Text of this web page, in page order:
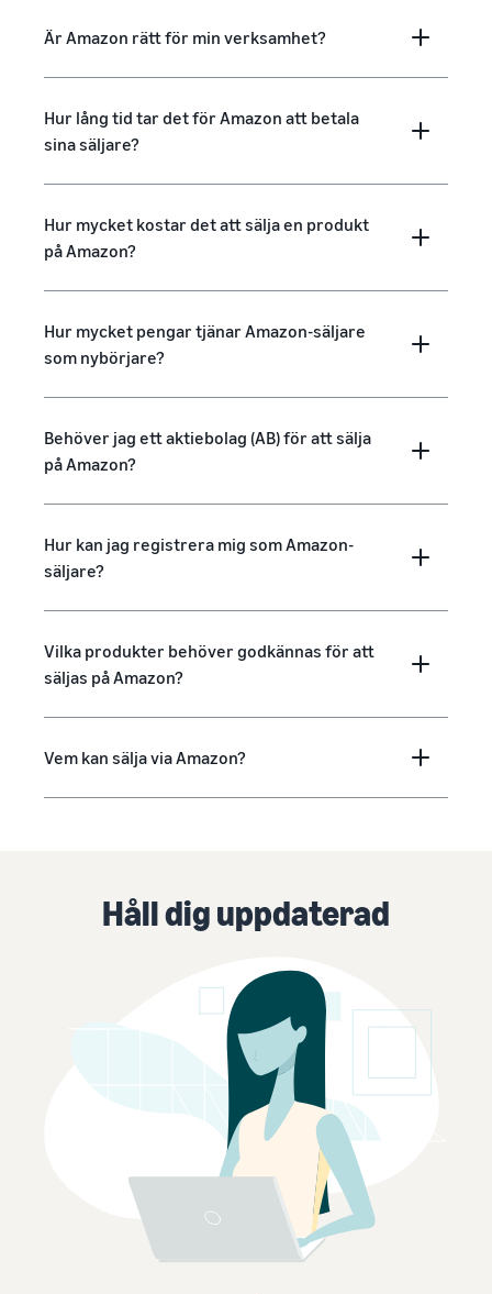
Är Amazon rätt för min verksamhet?
Hur lång tid tar det för Amazon att betala
sina säljare?
Hur mycket kostar det att sälja en produkt
på Amazon?
Hur mycket pengar tjänar Amazon-säljare
som nybörjare?
Behöver jag ett aktiebolag (AB) för att sälja
på Amazon?
Hur kan jag registrera mig som Amazon-
säljare?
Vilka produkter behöver godkännas för att
säljas på Amazon?
Vem kan sälja via Amazon?
Håll dig uppdaterad